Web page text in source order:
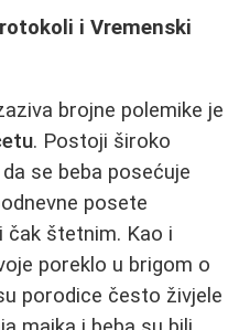
i Vremenski
brojne polemike je
. Postoji široko
se beba posećuje
posete
čak štetnim. Kao i
poreklo u brigom o
porodice često živjele